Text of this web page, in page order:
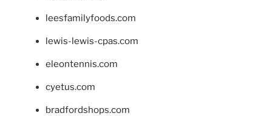
leesfamilyfoods.com
lewis-lewis-cpas.com
eleontennis.com
cyetus.com
bradfordshops.com